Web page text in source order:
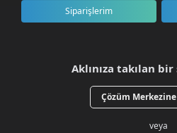
Siparişlerim
Aklınıza takılan
Çözüm
veya